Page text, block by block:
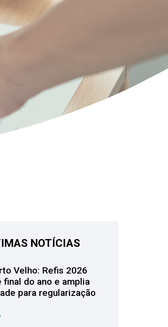
NOTÍCIAS
Velho: Refis 2026
final do ano e amplia
para regularização